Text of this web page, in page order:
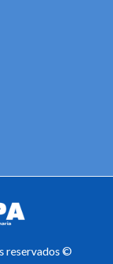
reservados ©